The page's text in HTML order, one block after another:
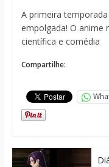
A primeira
empolgada! O anime
científica e comédia
Compartilhe: